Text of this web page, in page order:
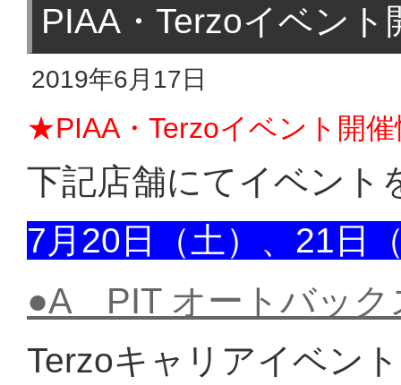
PIAA・Terzoイベン
2019年6月17日
★PIAA・Terzoイベント開
下記店舗にてイベント
7月20日（土）、21日
●A PIT オートバック
Terzoキャリアイベント